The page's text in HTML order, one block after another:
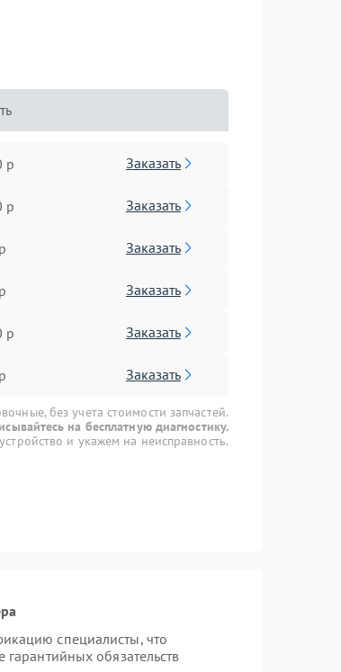
р Заказать
р Заказать
Заказать
Заказать
р Заказать
Заказать
без учета стоимости запчастей.
на бесплатную диагностику.
и укажем на неисправность.
специалисты, что
обязательств